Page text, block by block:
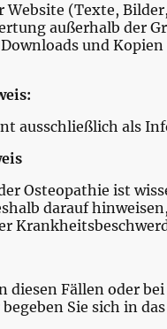
Website (Texte,
außerhalb der
und
ausschließlich als
Osteopathie ist
darauf
diesen Fällen oder
Sie sich in